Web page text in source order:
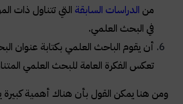
من الدراسات السابقة التي تتناول ذات
في البحث العلمي.
أن يقوم الباحث العلمي بكتابة عنوان
تعكس الفكرة العامة للبحث العلمي
ومن هنا يمكن القول بأن هناك أهمية